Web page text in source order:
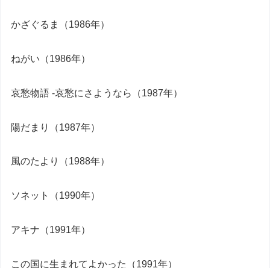
かざぐるま（1986年）
ねがい（1986年）
哀愁物語 -哀愁にさようなら（1987年）
陽だまり（1987年）
風のたより（1988年）
ソネット（1990年）
アキナ（1991年）
この国に生まれてよかった（1991年）